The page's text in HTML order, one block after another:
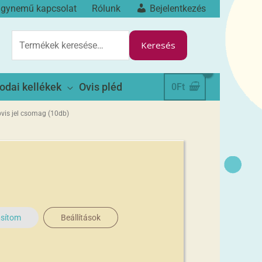
kapcsolat Rólunk
Bejelentkezés
Keresés
kellékek Ovis pléd 0Ft
jel csomag (10db)
Beállítások